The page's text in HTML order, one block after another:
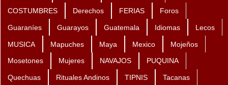
COSTUMBRES Derechos FERIAS Foros
Guaraníes Guarayos Guatemala Idiomas Lecos
MUSICA Mapuches Maya Mexico Mojeños
Mosetones Mujeres NAVAJOS PUQUINA
Quechuas Rituales Andinos TIPNIS Tacanas